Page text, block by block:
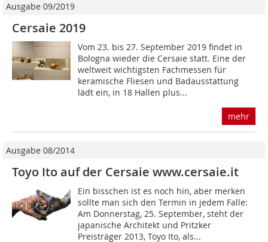
Ausgabe 09/2019
Cersaie 2019
Vom 23. bis 27. September 2019 findet in
Bologna wieder die Cersaie statt. Eine der
weltweit wichtigsten Fachmessen für
keramische Fliesen und Badausstattung
lädt ein, in 18 Hallen plus...
mehr
Ausgabe 08/2014
Toyo Ito auf der Cersaie www.cersaie.it
Ein bisschen ist es noch hin, aber merken
sollte man sich den Termin in jedem Falle:
Am Donnerstag, 25. September, steht der
japanische Architekt und Pritzker
Preisträger 2013, Toyo Ito, als...